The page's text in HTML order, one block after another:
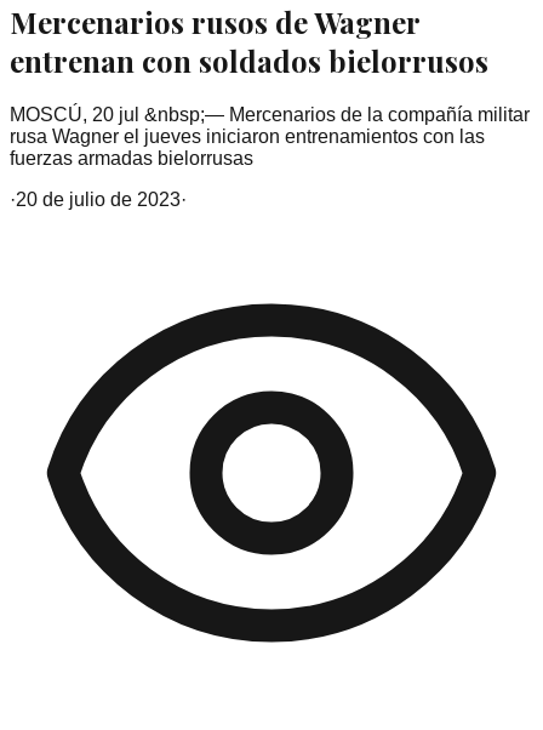
Mercenarios rusos de Wagner
entrenan con soldados bielorrusos
MOSCÚ, 20 jul &nbsp;— Mercenarios de la compañía militar
rusa Wagner el jueves iniciaron entrenamientos con las
fuerzas armadas bielorrusas
·20 de julio de 2023·